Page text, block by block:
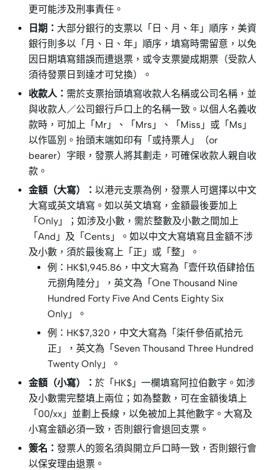
更可能涉及刑事責任。
日期： 大部分銀行的支票以「日、月、年」順序，美資
銀行則多以「月、日、年」順序，填寫時需留意，以免
因日期填寫錯誤而遭退票，或令支票變成期票（受款人
須待發票日到達才可兌換）。
收款人： 需於支票抬頭填寫收款人名稱或公司名稱，並
與收款人／公司銀行戶口上的名稱一致。以個人名義收
款時，可加上「Mr」、「Mrs」、「Miss」或「Ms」
以作區別。抬頭末端如印有「或持票人」（or
bearer）字眼，發票人將其劃走，可確保收款人親自收
款。
金額（大寫）： 以港元支票為例，發票人可選擇以中文
大寫或英文填寫。如以英文填寫，金額最後要加上
「Only」；如涉及小數，需於整數及小數之間加上
「And」及「Cents」。如以中文大寫填寫且金額不涉
及小數，須於最後寫上「正」或「整」。
例：HK$1,945.86，中文大寫為「壹仟玖佰肆拾伍
元捌角陸分」，英文為「One Thousand Nine
Hundred Forty Five And Cents Eighty Six
Only」。
例：HK$7,320，中文大寫為「柒仟參佰貳拾元
正」，英文為「Seven Thousand Three Hundred
Twenty Only」。
金額（小寫）： 於「HK$」一欄填寫阿拉伯數字。如涉
及小數需完整填上兩位；如為整數，可在金額後填上
「00/xx」並劃上長線，以免被加上其他數字。大寫及
小寫金額必須一致，否則銀行會退回支票。
簽名： 發票人的簽名須與開立戶口時一致，否則銀行會
以保安理由退票。